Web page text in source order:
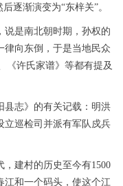
逐渐演变为“东梓关”。
说是南北朝时期，孙权的
律向东倒，于是当地民众
《许氏家谱》等都有提及
县志》的有关记载：明洪
立巡检司并派有军队戍兵
建村的历史至今有1500
江和一个码头，使这个江